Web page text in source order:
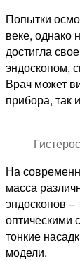
Попытки
веке, однако
достигла
эндоскопом,
Врач может
прибора, так
На
масса
эндоскопов –
оптическими
тонкие
модели.